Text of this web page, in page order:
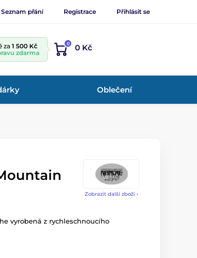
Seznam přání Registrace Přihlásit se
za 1 500 Kč
zdarma
0 0 Kč
Oblečení
Zobrazit další zboží ›
vyrobená z rychleschnoucího